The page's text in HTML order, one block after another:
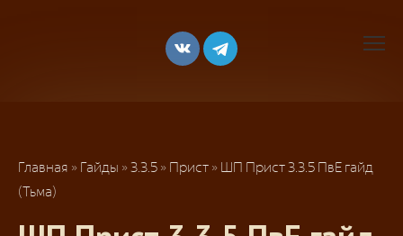
Главная » Гайды »3.3.5 » Прист » ШП Прист 3.3.5 ПвЕ гайд
(Тьма)